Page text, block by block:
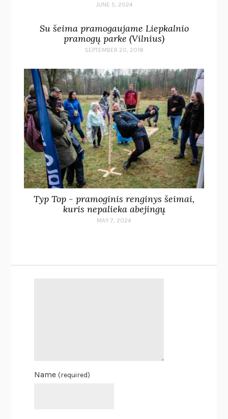
JUNE 5, 2024
Su šeima pramogaujame Liepkalnio
pramogų parke (Vilnius)
SEPTEMBER 20, 2018
Typ Top - pramoginis renginys šeimai,
kuris nepalieka abejingų
MAY 7, 2024
Name(required)